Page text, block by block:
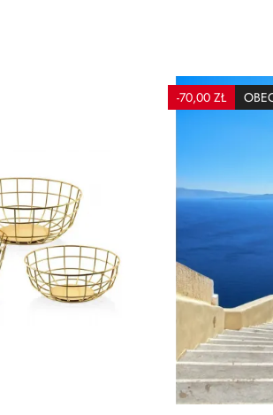
-70,00 ZŁ